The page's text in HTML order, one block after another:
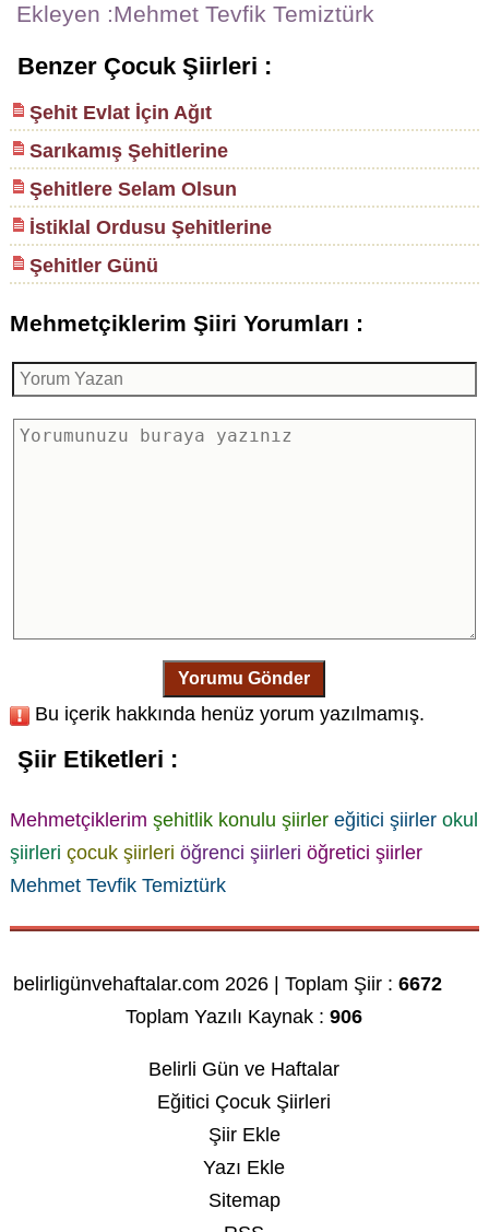
Ekleyen :Mehmet Tevfik Temiztürk
Benzer Çocuk Şiirleri :
Şehit Evlat İçin Ağıt
Sarıkamış Şehitlerine
Şehitlere Selam Olsun
İstiklal Ordusu Şehitlerine
Şehitler Günü
Mehmetçiklerim Şiiri Yorumları :
Yorumu Gönder
Bu içerik hakkında henüz yorum yazılmamış.
Şiir Etiketleri :
Mehmetçiklerim şehitlik konulu şiirler eğitici şiirler okul
şiirleri çocuk şiirleri öğrenci şiirleri öğretici şiirler
Mehmet Tevfik Temiztürk
belirligünvehaftalar.com 2026 | Toplam Şiir :6672
Toplam Yazılı Kaynak :906
Belirli Gün ve Haftalar
Eğitici Çocuk Şiirleri
Şiir Ekle
Yazı Ekle
Sitemap